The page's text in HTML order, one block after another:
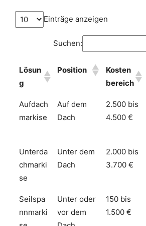
Einträge anzeigen
Suchen:
Lösun
g
Position
Kosten
bereich
Aufdach
markise
Auf dem
Dach
2.500 bis
4.500 €
Unterda
chmarki
se
Unter dem
Dach
2.000 bis
3.700 €
Seilspa
nnmarki
Unter oder
vor dem
150 bis
1.500 €